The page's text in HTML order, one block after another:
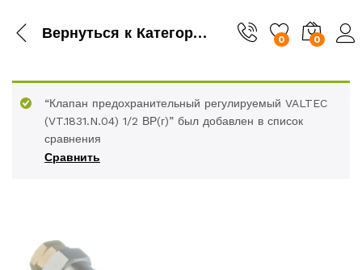
Вернуться к Категория 0 0
Сравнить
“Клапан предохранительный регулируемый VALTEC
(VT.1831.N.04) 1/2 ВР(г)” был добавлен в список
сравнения